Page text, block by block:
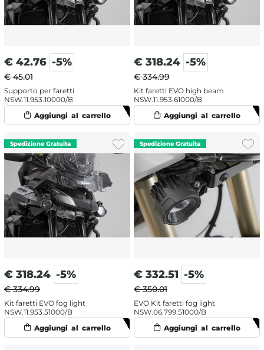
€ 42.76 -5%
€ 45.01
Supporto per faretti
NSW.11.953.10000/B
€ 318.24 -5%
€ 334.99
Kit faretti EVO high beam
NSW.11.953.61000/B
€ 318.24 -5%
€ 334.99
Kit faretti EVO fog light
NSW.11.953.51000/B
€ 332.51 -5%
€ 350.01
EVO Kit faretti fog light
NSW.06.799.51000/B